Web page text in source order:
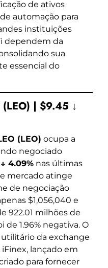
de ativos
automação para
instituições
dependem da
sua
essencial do
(LEO) | $9.45 ↓
(LEO) ocupa a
negociado
4.09% nas últimas
mercado atinge
de negociação
$1,056,040 e
922.01 milhões de
de 1.96% negativa. O
utilitário da exchange
lançado em
para fornecer